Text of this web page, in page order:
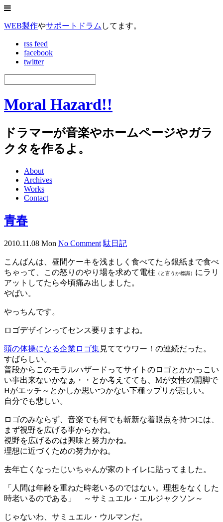
WEB製作やサポートドラム してます。
rss feed
facebook
twitter
Moral Hazard!!
ドラマーが音楽やホームページやガラ
クタを作るよ。
About
Archives
Works
Contact
青春
2010.11.08 Mon No Comment 駄日記
こんばんは、昼間ケーキを浅ましく食べてたら銀紙まで食べ
ちゃって、この怒りのやり場を求めて電柱 （と言うか標識） にラリ
アットしてたら今頃痛み出しました。
やばい。
やっちんです。
ロゴデザインってセンス要りますよね。
頭の体操になる企業ロゴ集見ててウワー！の連続だった。
すばらしい。
普段からこのモラルハザードってサイトのロゴとかかっこい
い事出来ないかなぁ・・とか考えてても、Mが女性の開脚で
Hがエッチ～とかしか思いつかない下種ップリが悲しい。
自分でも悲しい。
ロゴのみならず、音楽でも何でも斬新な着眼点を持つには、
まず視野を広げる事からかね。
視野を広げるのは興味と努力かね。
理想に近づくための努力かね。
去年亡くなったじいちゃんが家のトイレに貼ってました。
「人間は年齢を重ねた時老いるのではない。理想をなくした
時老いるのである」 ～サミュエル・エルジャクソン～
じゃないわ、サミュエル・ウルマンだ。